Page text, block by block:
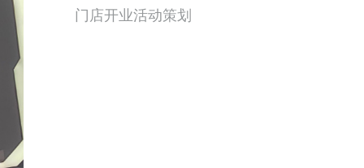
门店开业活动策划